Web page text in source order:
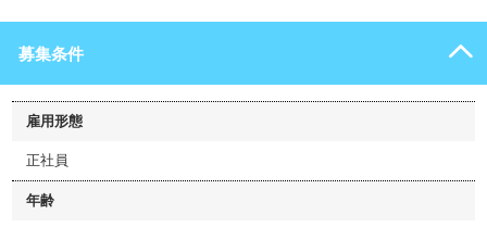
募集条件
雇用形態
正社員
年齢